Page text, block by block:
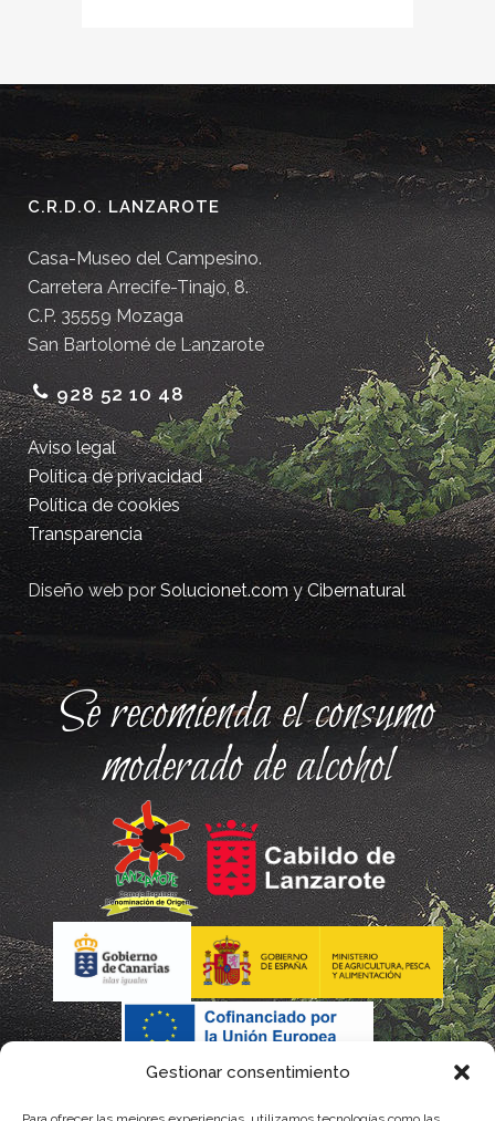
Gestionar consentimiento
C.R.D.O. LANZAROTE
Casa-Museo del Campesino.
Carretera Arrecife-Tinajo, 8.
C.P. 35559 Mozaga
San Bartolomé de Lanzarote
928 52 10 48
Aviso legal
Política de privacidad
Política de cookies
Transparencia
Diseño web porSolucionet.comyCibernatural
Se recomienda el consumo
moderado de alcohol